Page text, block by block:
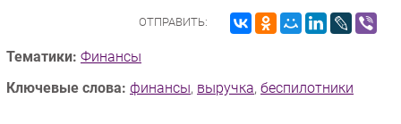
ОТПРАВИТЬ:
Тематики: Финансы
Ключевые слова: финансы, выручка, беспилотники